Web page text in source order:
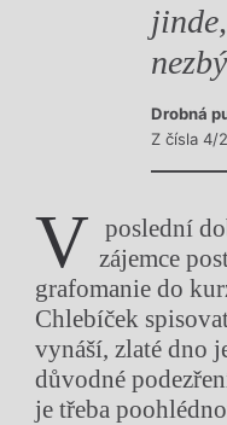
Drobná
Z čísla 4/
V
poslední
zájemce
grafomanie do
Chlebíček
vynáší, zlaté dno
důvodné
je třeba